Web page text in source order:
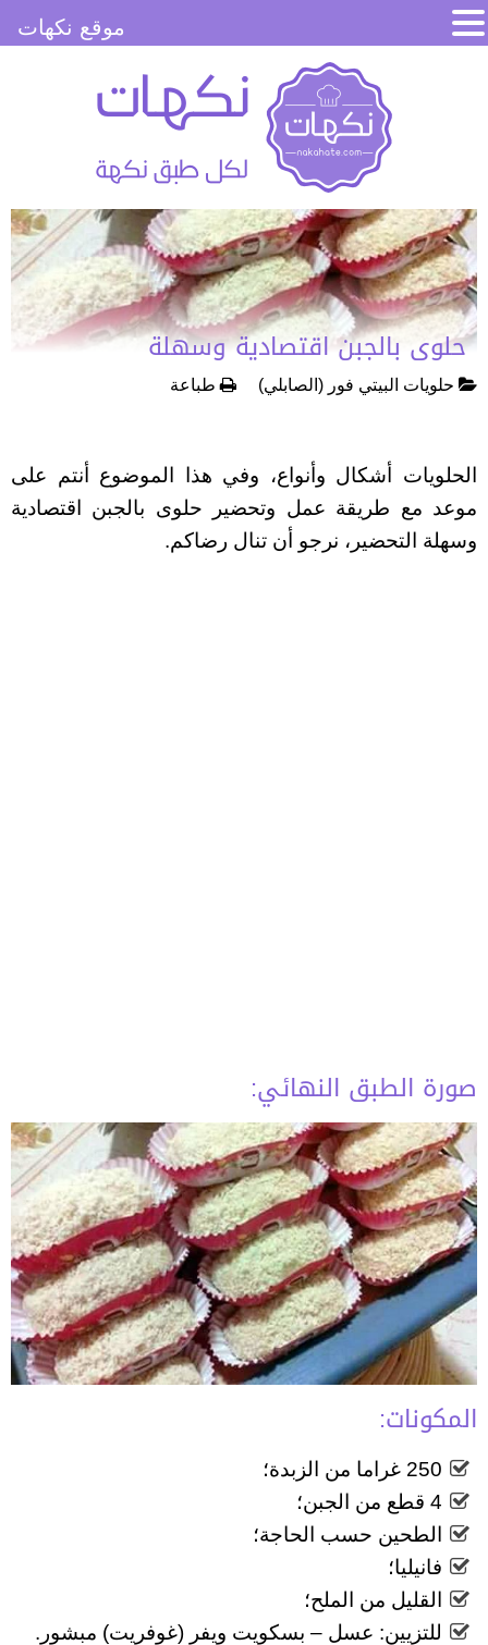
حلوى بالجبن اقتصادية وسهلة
حلويات البيتي فور (الصابلي) طباعة
الحلويات أشكال وأنواع، وفي هذا الموضوع أنتم على
موعد مع طريقة عمل وتحضير حلوى بالجبن اقتصادية
وسهلة التحضير، نرجو أن تنال رضاكم.
صورة الطبق النهائي:
المكونات:
250 غراما من الزبدة؛
4 قطع من الجبن؛
الطحين حسب الحاجة؛
فانيليا؛
القليل من الملح؛
للتزيين: عسل – بسكويت ويفر (غوفريت) مبشور.
موقع نكهات